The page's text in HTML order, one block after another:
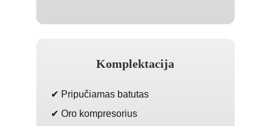
Komplektacija
✔ Pripučiamas batutas
✔ Oro kompresorius